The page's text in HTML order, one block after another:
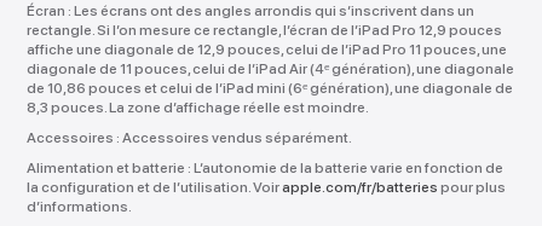
Écran : Les écrans ont des angles arrondis qui s’inscrivent dans un
rectangle. Si l’on mesure ce rectangle, l’écran de l’iPad Pro 12,9 pouces
affiche une diagonale de 12,9 pouces, celui de l’iPad Pro 11 pouces, une
diagonale de 11 pouces, celui de l’iPad Air (4ᵉ génération), une diagonale
de 10,86 pouces et celui de l’iPad mini (6ᵉ génération), une diagonale de
8,3 pouces. La zone d’affichage réelle est moindre.
Accessoires : Accessoires vendus séparément.
Alimentation et batterie : L’autonomie de la batterie varie en fonction de
la configuration et de l’utilisation. Voirapple.com/fr/batteries pour plus
d’informations.